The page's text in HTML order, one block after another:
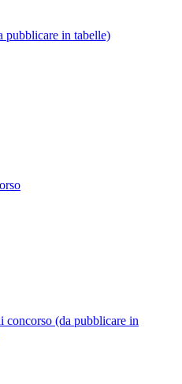
pubblicare in tabelle)
concorso (da pubblicare in